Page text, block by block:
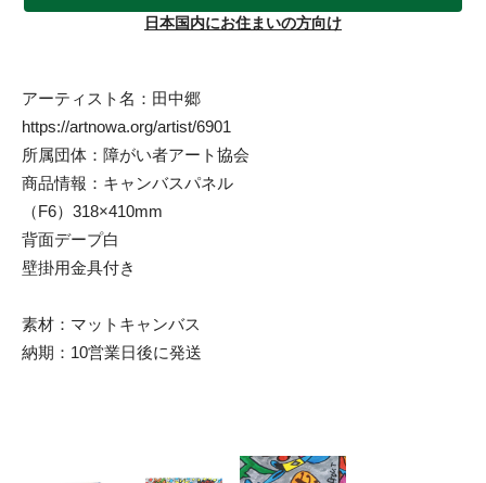
日本国内にお住まいの方向け
アーティスト名：田中郷
https://artnowa.org/artist/6901
所属団体：障がい者アート協会
商品情報：キャンバスパネル
（F6）318×410mm
背面デープ白
壁掛用金具付き
素材：マットキャンバス
納期：10営業日後に発送